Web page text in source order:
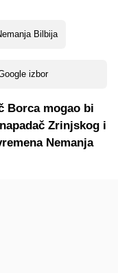
Bilbija
izbor
Borca mogao bi
Zrinjskog i
Nemanja